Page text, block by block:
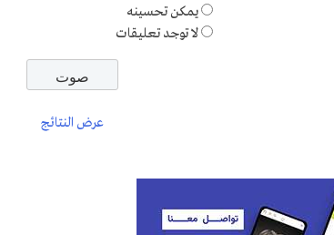
يمكن تحسينه
لا توجد تعليقات
عرض النتائج